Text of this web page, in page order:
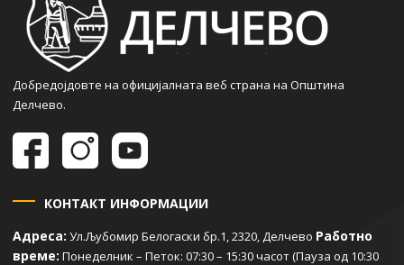
Добредојдовте на официјалната веб страна на Општина
Делчево.
КОНТАКТ ИНФОРМАЦИИ
Адреса: Ул.Љубомир Белогаски бр.1, 2320, Делчево Работно
време: Понеделник – Петок: 07:30 – 15:30 часот (Пауза од 10:30